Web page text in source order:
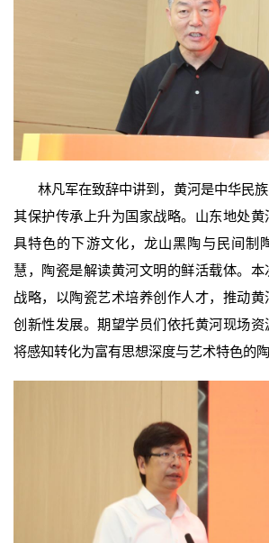
林凡军在致辞中讲到，黄河是中华民
其保护传承上升为国家战略。山东地处黄
具特色的下游文化，龙山黑陶与民间制
慧，陶瓷是解读黄河文明的鲜活载体。
战略，以陶瓷艺术培养创作人才，推动黄
创新性发展。期望学员们依托黄河现场资
将感知转化为富有思想深度与艺术特色的陶